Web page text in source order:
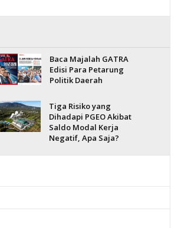
Baca Majalah GATRA
Edisi Para Petarung
Politik Daerah
Tiga Risiko yang
Dihadapi PGEO Akibat
Saldo Modal Kerja
Negatif, Apa Saja?